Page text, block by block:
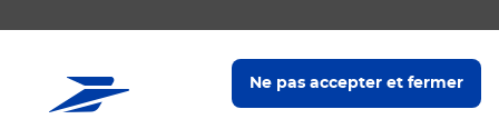
Ne pas accepter et fermer
Localiser un bureau de poste